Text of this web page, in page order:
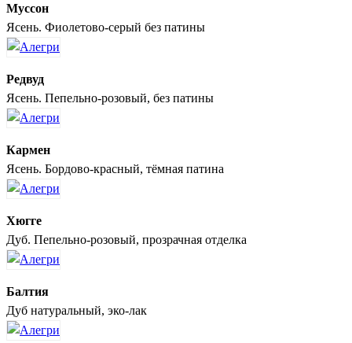
Муссон
Ясень. Фиолетово-серый без патины
Редвуд
Ясень. Пепельно-розовый, без патины
Кармен
Ясень. Бордово-красный, тёмная патина
Хюгге
Дуб. Пепельно-розовый, прозрачная отделка
Балтия
Дуб натуральный, эко-лак